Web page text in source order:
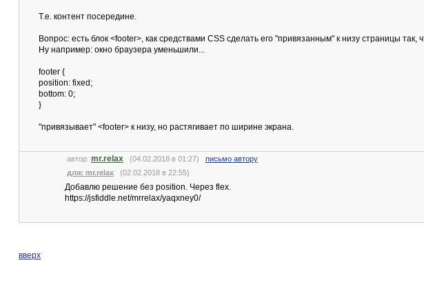
Т.е. контент посередине.
Вопрос: есть блок <footer>, как средствами CSS сделать его "привязанным" к низу страницы
Ну например: окно браузера уменьшили...
footer {
position: fixed;
bottom: 0;
}
"привязывает" <footer> к низу, но растягивает по ширине экрана.
автор: mr.relax (04.02.2018 в 01:27) письмо автору
для: mr.relax (02.02.2018 в 22:55)
Добавлю решение без position. Через flex.
https://jsfiddle.net/mrrelax/yaqxney0/
вверх